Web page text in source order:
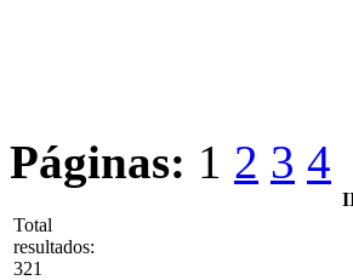
Páginas: 1 2 3 4
Total
resultados:
321